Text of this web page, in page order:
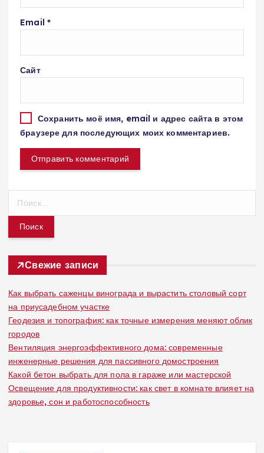
Email *
Сайт
Сохранить моё имя, email и адрес сайта в этом
браузере для последующих моих комментариев.
т
Свежие записи
Как выбрать саженцы винограда и вырастить столовый сорт
на приусадебном участке
Геодезия и топография: как точные измерения меняют облик
городов
Вентиляция энергоэффективного дома: современные
инженерные решения для пассивного домостроения
Какой бетон выбрать для пола в гараже или мастерской
Освещение для продуктивности: как свет в комнате влияет на
здоровье, сон и работоспособность